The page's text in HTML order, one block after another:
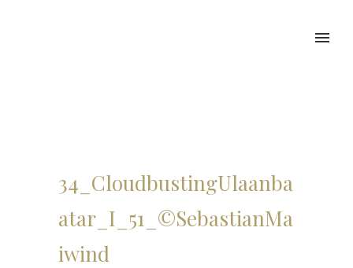
34_CloudbustingUlaanba
atar_I_51_©SebastianMa
iwind